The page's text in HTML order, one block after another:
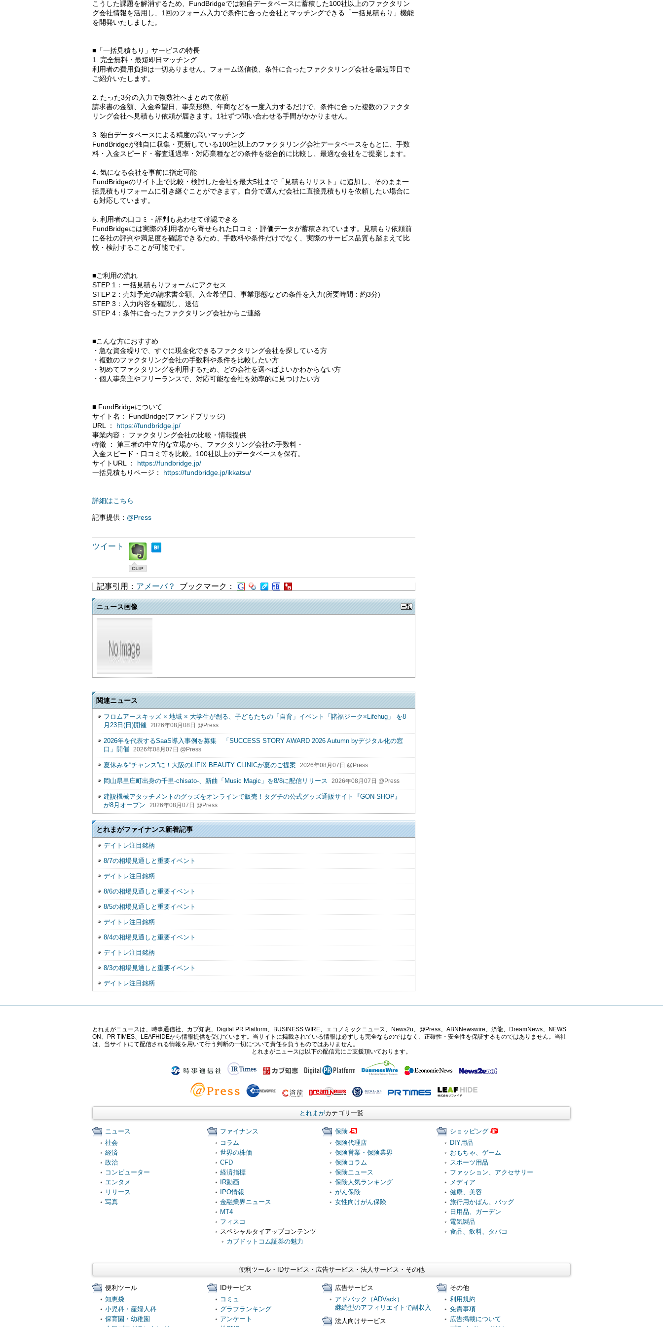
こうした課題を解消するため、FundBridgeでは独自データベースに蓄積した100社以上のファクタリン
グ会社情報を活用し、1回のフォーム入力で条件に合った会社とマッチングできる「一括見積もり」機能
を開発いたしました。
■「一括見積もり」サービスの特長
1. 完全無料・最短即日マッチング
利用者の費用負担は一切ありません。フォーム送信後、条件に合ったファクタリング会社を最短即日で
ご紹介いたします。
2. たった3分の入力で複数社へまとめて依頼
請求書の金額、入金希望日、事業形態、年商などを一度入力するだけで、条件に合った複数のファクタ
リング会社へ見積もり依頼が届きます。1社ずつ問い合わせる手間がかかりません。
3. 独自データベースによる精度の高いマッチング
FundBridgeが独自に収集・更新している100社以上のファクタリング会社データベースをもとに、手数
料・入金スピード・審査通過率・対応業種などの条件を総合的に比較し、最適な会社をご提案します。
4. 気になる会社を事前に指定可能
FundBridgeのサイト上で比較・検討した会社を最大5社まで「見積もりリスト」に追加し、そのまま一
括見積もりフォームに引き継ぐことができます。自分で選んだ会社に直接見積もりを依頼したい場合に
も対応しています。
5. 利用者の口コミ・評判もあわせて確認できる
FundBridgeには実際の利用者から寄せられた口コミ・評価データが蓄積されています。見積もり依頼前
に各社の評判や満足度を確認できるため、手数料や条件だけでなく、実際のサービス品質も踏まえて比
較・検討することが可能です。
■ご利用の流れ
STEP 1：一括見積もりフォームにアクセス
STEP 2：売却予定の請求書金額、入金希望日、事業形態などの条件を入力(所要時間：約3分)
STEP 3：入力内容を確認し、送信
STEP 4：条件に合ったファクタリング会社からご連絡
■こんな方におすすめ
・急な資金繰りで、すぐに現金化できるファクタリング会社を探している方
・複数のファクタリング会社の手数料や条件を比較したい方
・初めてファクタリングを利用するため、どの会社を選べばよいかわからない方
・個人事業主やフリーランスで、対応可能な会社を効率的に見つけたい方
■ FundBridgeについて
サイト名： FundBridge(ファンドブリッジ)
URL ： https://fundbridge.jp/
事業内容： ファクタリング会社の比較・情報提供
特徴 ： 第三者の中立的な立場から、ファクタリング会社の手数料・
入金スピード・口コミ等を比較。100社以上のデータベースを保有。
サイトURL ： https://fundbridge.jp/
一括見積もりページ： https://fundbridge.jp/ikkatsu/
詳細はこちら
記事提供： @Press
ツイート
記事引用： アメーバ？ ブックマーク：
ニュース画像
関連ニュース
フロムアースキッズ × 地域 × 大学生が創る、子どもたちの「自育」イベント「諸福ジーク×Lifehug」 を8
月23日(日)開催
2026年08月08日 @Press
2026年を代表するSaaS導入事例を募集 「SUCCESS STORY AWARD 2026 Autumn byデジタル化の窓
口」開催
2026年08月07日 @Press
夏休みを“チャンス”に！大阪のLIFIX BEAUTY CLINICが夏のご提案 2026年08月07日 @Press
岡山県里庄町出身の千里-chisato-、新曲「Music Magic」を8/8に配信リリース 2026年08月07日 @Press
建設機械アタッチメントのグッズをオンラインで販売！タグチの公式グッズ通販サイト『GON-SHOP』
が8月オープン
2026年08月07日 @Press
とれまがファイナンス新着記事
デイトレ注目銘柄
8/7の相場見通しと重要イベント
デイトレ注目銘柄
8/6の相場見通しと重要イベント
8/5の相場見通しと重要イベント
デイトレ注目銘柄
8/4の相場見通しと重要イベント
デイトレ注目銘柄
8/3の相場見通しと重要イベント
デイトレ注目銘柄
とれまがニュースは、時事通信社、カブ知恵、Digital PR Platform、BUSINESS WIRE、エコノミックニュース、News2u、@Press、ABNNewswire、済龍、DreamNews、NEWS
ON、PR TIMES、LEAFHIDEから情報提供を受けています。当サイトに掲載されている情報は必ずしも完全なものではなく、正確性・安全性を保証するものではありません。当社
は、当サイトにて配信される情報を用いて行う判断の一切について責任を負うものではありません。
とれまがニュースは以下の配信元にご支援頂いております。
とれまがカテゴリ一覧
ニュース
社会
経済
政治
コンピューター
エンタメ
リリース
写真
ファイナンス
コラム
世界の株価
CFD
経済指標
IR動画
IPO情報
金融業界ニュース
MT4
フィスコ
スペシャルタイアップコンテンツ
カブドットコム証券の魅力
保険
保険代理店
保険営業・保険業界
保険コラム
保険ニュース
保険人気ランキング
がん保険
女性向けがん保険
ショッピング
DIY用品
おもちゃ、ゲーム
スポーツ用品
ファッション、アクセサリー
メディア
健康、美容
旅行用かばん、バッグ
日用品、ガーデン
電気製品
食品、飲料、タバコ
便利ツール・IDサービス・広告サービス・法人サービス・その他
便利ツール
知恵袋
小児科・産婦人科
保育園・幼稚園
IDサービス
コミュ
グラフランキング
アンケート
広告サービス
アドバック（ADVack）
継続型のアフィリエイトで副収入
法人向けサービス
その他
利用規約
免責事項
広告掲載について